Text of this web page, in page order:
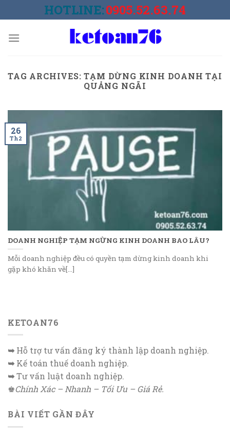
to
HOTLINE:0905.52.63.74
TAG ARCHIVES:TẠM DỪNG KINH DOANH TẠI
QUẢNG NGÃI
DOANH NGHIỆP TẠM NGỪNG KINH DOANH BAO LÂU?
Mỗi doanh nghiệp đều có quyền tạm dừng kinh doanh khi
gặp khó khăn về[...]
26
Th2
KETOAN76
➥Hỗ trợ tư vấn đăng ký thành lập doanh nghiệp.
➥Kế toán thuế doanh nghiệp.
➥Tư vấn luật doanh nghiệp.
♚Chính Xác – Nhanh – Tối Ưu – Giá Rẻ.
BÀI VIẾT GẦN ĐÂY